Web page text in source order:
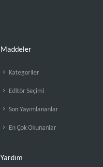
Maddeler
Kategoriler
Editör Seçimi
Son Yayımlananlar
En Çok Okunanlar
Yardım